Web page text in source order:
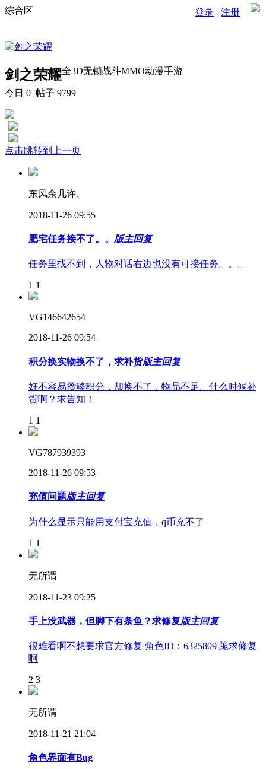
综合区 登录 注册
剑之荣耀全3D无锁战斗MMO动漫手游
今日 0 帖子 9799
点击跳转到上一页
东风余几许、
2018-11-26 09:55
肥宅任务接不了。。 版主回复
任务里找不到，人物对话右边也没有可接任务。。。
1 1
VG146642654
2018-11-26 09:54
积分换实物换不了，求补货版主回复
好不容易攒够积分，却换不了，物品不足。什么时候补
货啊？求告知！
1 1
VG787939393
2018-11-26 09:53
充值问题版主回复
为什么显示只能用支付宝充值，q币充不了
1 1
无所谓
2018-11-23 09:25
手上没武器，但脚下有条鱼？求修复版主回复
很难看啊不想要求官方修复 角色ID：6325809 跪求修复
啊
2 3
无所谓
2018-11-21 21:04
角色界面有Bug